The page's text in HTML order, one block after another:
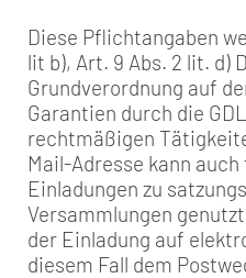
Diese Pflichtangaben
lit b), Art. 9 Abs. 2 lit. d)
Grundverordnung auf
Garantien durch die
rechtmäßigen
Mail-Adresse kann
Einladungen zu
Versammlungen
der Einladung auf
diesem Fall dem